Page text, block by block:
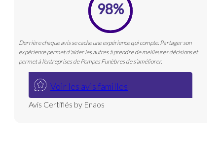
98%
Derrière chaque avis se cache une expérience qui compte. Partager son
expérience permet d’aider les autres à prendre de meilleures décisions et
permet à l’entreprises de Pompes Funèbres de s’améliorer.
Voir les avis familles
Avis Certifiés by Enaos